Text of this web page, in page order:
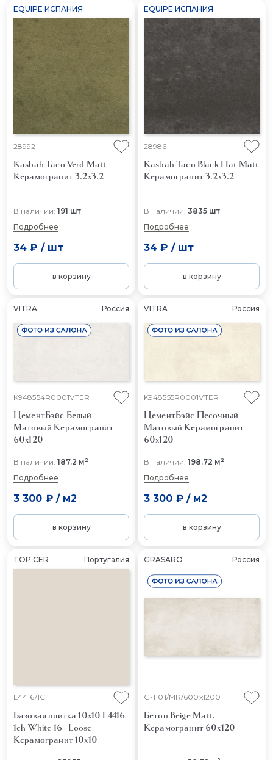
EQUIPE ИСПАНИЯ
28992
Kasbah Taco Verd Matt
Керамогранит 3.2x3.2
В наличии: 191 шт
Подробнее
34 ₽ / шт
в корзину
EQUIPE ИСПАНИЯ
28986
Kasbah Taco Black Hat Matt
Керамогранит 3.2x3.2
В наличии: 3835 шт
Подробнее
34 ₽ / шт
в корзину
VITRA Россия
K948554R0001VTER
ЦементБэйс Белый
Матовый Керамогранит
60x120
В наличии: 187.2 м2
Подробнее
3 300 ₽/ м2
в корзину
VITRA Россия
K948555R0001VTER
ЦементБэйс Песочный
Матовый Керамогранит
60x120
В наличии: 198.72 м2
Подробнее
3 300 ₽/ м2
в корзину
TOP CER Португалия
L4416/1C
Базовая плитка 10x10 L4416-
1ch White 16 - Loose
Керамогранит 10x10
GRASARO Россия
G-1101/MR/600x1200
Бетон Beige Matt.
Керамогранит 60x120